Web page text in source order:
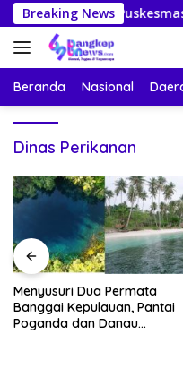
Langsung
ke
konten
Breaking News
Puskesmas
Beranda Nasional
Dinas Perikanan
Menyusuri Dua Permata
Banggai Kepulauan, Pantai
Poganda dan Danau